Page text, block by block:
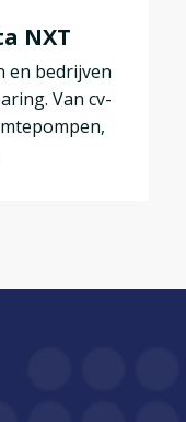
NXT
en bedrijven
Van cv-